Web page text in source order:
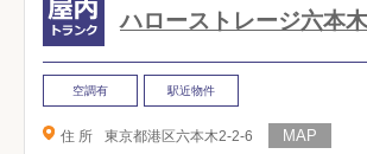
ハローストレージ六本
空調有 駅近物件
住 所 東京都港区六本木2-2-6